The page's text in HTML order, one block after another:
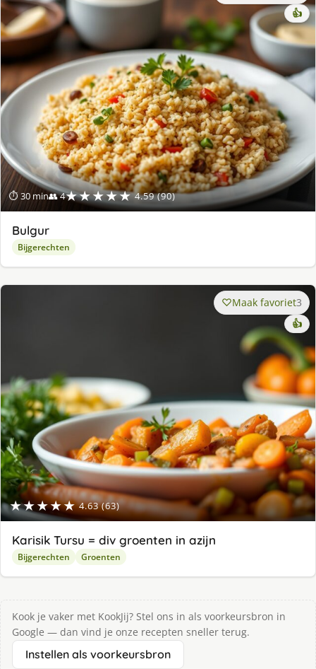
⏱ 30 min👥 4★★★★★ 4.59 (90)
👍
Bulgur
Bijgerechten
★★★★★ 4.63 (63)
Maak favoriet3
👍
Karisik Tursu = div groenten in azijn
Bijgerechten Groenten
Kook je vaker met KookJij? Stel ons in als voorkeursbron in
Google — dan vind je onze recepten sneller terug.
Instellen als voorkeursbron